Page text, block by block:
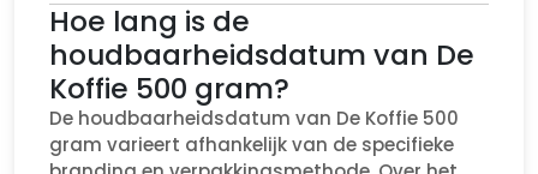
Hoe lang is de
houdbaarheidsdatum van De
Koffie 500 gram?
De houdbaarheidsdatum van De Koffie 500
gram varieert afhankelijk van de specifieke